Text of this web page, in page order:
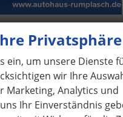
Classic Selection SHZ+KAMERA+SMARTLINK+LED+16" ALU
Neuwagen
Schalt. 6-Gang
85 kW (116 PS)
Privatsphäre
ein, um unsere Dienste
wir Ihre
Marketing, Analytics und
Ihr Einverständnis